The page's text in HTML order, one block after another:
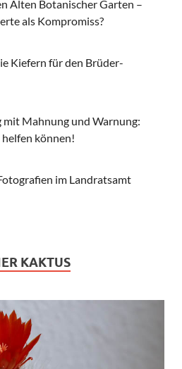
Alten Botanischer Garten –
als Kompromiss?
Kiefern für den Brüder-
Mahnung und Warnung:
können!
im Landratsamt
KAKTUS